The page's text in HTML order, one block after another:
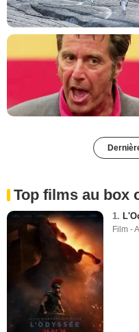
Top films au box
1.
Film -